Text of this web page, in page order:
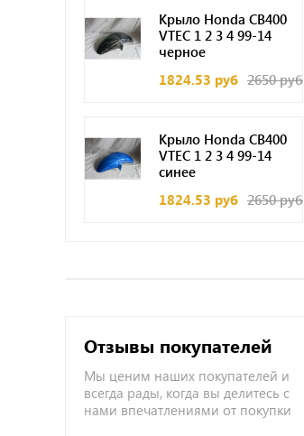
Крыло Honda CB400
VTEC 1 2 3 4 99-14
черное
1824.53 руб 2650 руб
Крыло Honda CB400
VTEC 1 2 3 4 99-14
синее
1824.53 руб 2650 руб
Отзывы покупателей
Мы ценим наших покупателей и
всегда рады, когда вы делитесь с
нами впечатлениями от покупки